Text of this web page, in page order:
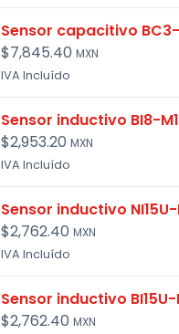
Sensor capacitivo
$7,845.40 MXN
IVA Incluído
Sensor inductivo BI8-
$2,953.20 MXN
IVA Incluído
Sensor inductivo NI15U-
$2,762.40 MXN
IVA Incluído
Sensor inductivo BI15U-
$2,762.40 MXN